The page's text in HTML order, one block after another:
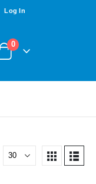
Log In
0